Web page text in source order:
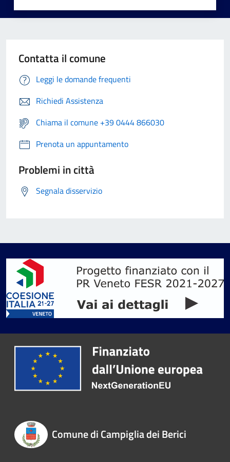
Contatta il comune
Leggi le domande frequenti
Richiedi Assistenza
Chiama il comune +39 0444 866030
Prenota un appuntamento
Problemi in città
Segnala disservizio
Comune di Campiglia dei Berici